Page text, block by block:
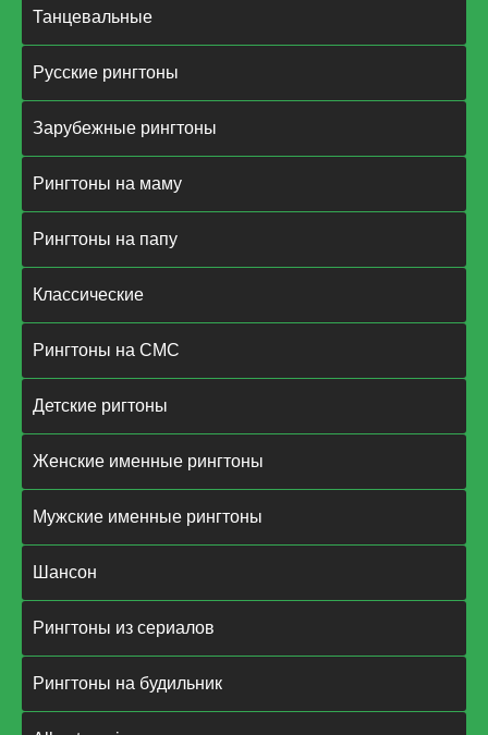
Танцевальные
Русские рингтоны
Зарубежные рингтоны
Рингтоны на маму
Рингтоны на папу
Классические
Рингтоны на СМС
Детские ригтоны
Женские именные рингтоны
Мужские именные рингтоны
Шансон
Рингтоны из сериалов
Рингтоны на будильник